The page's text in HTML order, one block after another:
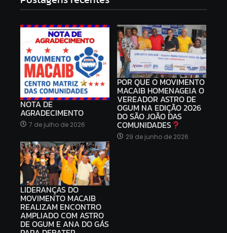
NOTA DE
AGRADECIMENTO
7 de julho de 2026
POR QUE O MOVIMENTO
MACAIB HOMENAGEIA O
VEREADOR ASTRO DE
OGUM NA EDIÇÃO 2026
DO SÃO JOÃO DAS
COMUNIDADES
29 de junho de 2026
LIDERANÇAS DO
MOVIMENTO MACAIB
REALIZAM ENCONTRO
AMPLIADO COM ASTRO
DE OGUM E ANA DO GÁS